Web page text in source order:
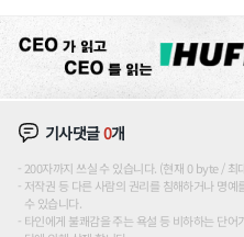
기사댓글0개
200자까지 쓰실 수 있습니다. (현재 0 byte / 최
저작권 등 다른 사람의 권리를 침해하거나 명
수 있습니다.
타인에게 불쾌감을 주는 욕설 등 비하하는 단